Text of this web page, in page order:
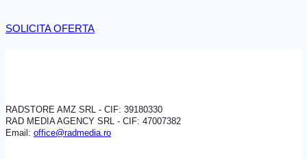
SOLICITA OFERTA
RADSTORE AMZ SRL - CIF: 39180330
RAD MEDIA AGENCY SRL - CIF: 47007382
Email: office@radmedia.ro